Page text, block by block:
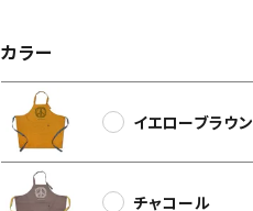
カラー
イエローブラウン
チャコール